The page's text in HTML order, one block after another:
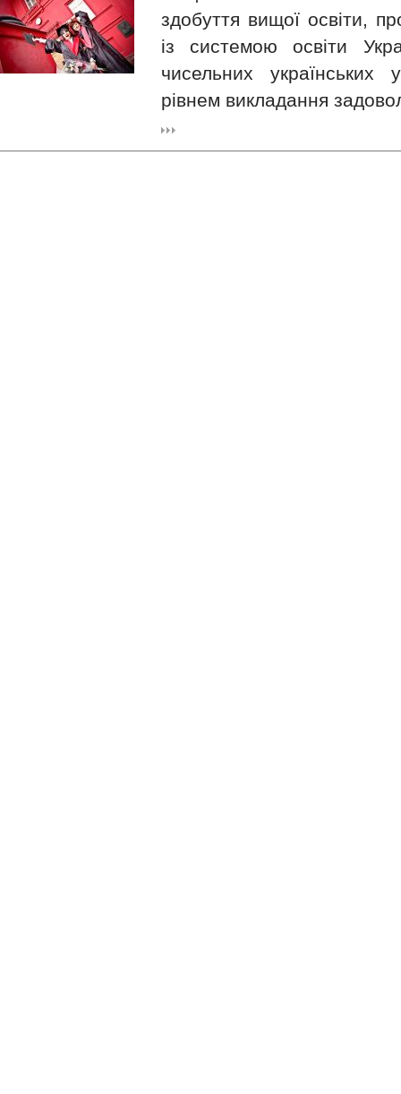
здобуття вищої освіти,
із системою освіти
чисельних українських
рівнем викладання